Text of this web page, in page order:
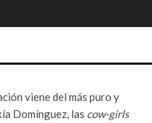
viene del más puro y
Domínguez, las cow-girls